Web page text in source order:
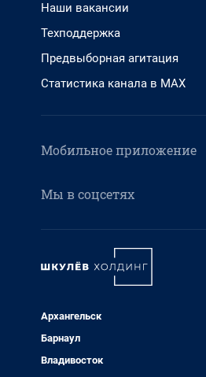
Наши вакансии
Техподдержка
Предвыборная агитация
Статистика канала в MAX
Мобильное приложение
Мы в соцсетях
Архангельск
Барнаул
Владивосток